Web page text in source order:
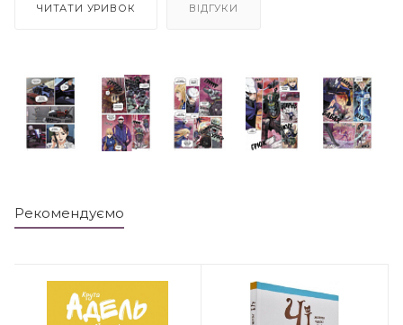
ЧИТАТИ УРИВОК ВІДГУКИ
Рекомендуємо